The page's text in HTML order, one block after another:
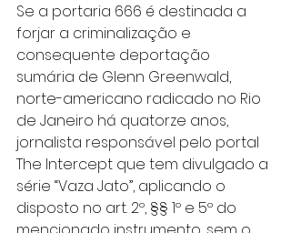
Se a portaria 666 é destinada a
forjar a criminalização e
consequente deportação
sumária de Glenn Greenwald,
norte-americano radicado no Rio
de Janeiro há quatorze anos,
jornalista responsável pelo portal
The Intercept que tem divulgado a
série “Vaza Jato”, aplicando o
disposto no art. 2º, §§ 1º e 5º do